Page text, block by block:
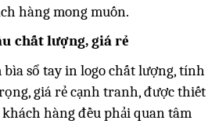
hàng mong muốn.
chất lượng, giá rẻ
bìa sổ tay in logo chất lượng, tính
giá rẻ cạnh tranh, được thiết
hàng đều phải quan tâm